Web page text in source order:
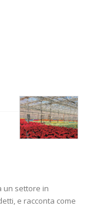
un settore in
e racconta come